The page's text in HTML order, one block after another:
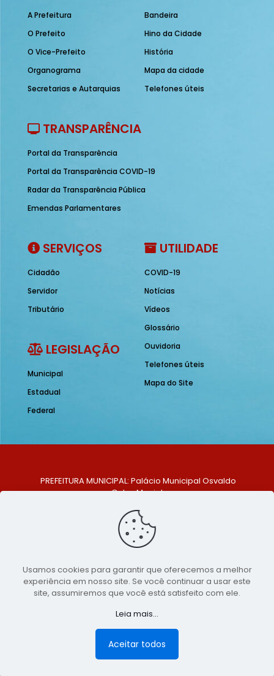
A Prefeitura
O Prefeito
O Vice-Prefeito
Organograma
Secretarias e Autarquias
Bandeira
Hino da Cidade
História
Mapa da cidade
Telefones úteis
TRANSPARÊNCIA
Portal da Transparência
Portal da Transparência COVID-19
Radar da Transparência Pública
Emendas Parlamentares
SERVIÇOS
Cidadão
Servidor
Tributário
LEGISLAÇÃO
Municipal
Estadual
Federal
UTILIDADE
COVID-19
Notícias
Vídeos
Glossário
Ouvidoria
Telefones úteis
Mapa do Site
PREFEITURA MUNICIPAL: Palácio Municipal Osvaldo
Celso Maciel
Centro, São Bento do Una - PE. CEP: 553370-128
TELEFONE: (81) 99548-1569
E-MAIL: ouvidoria@saobentodouna.pe.gov.br
Copyright 2021-2026 - Assessoria de Comunicação da
Prefeitura de São Bento do Una - PE
Página desenvolvida pela agência de
publicidadeLumusWeb - Agência Digital
Usamos cookies para garantir que oferecemos a melhor
experiência em nosso site. Se você continuar a usar este
site, assumiremos que você está satisfeito com ele.
Leia mais...
Aceitar todos